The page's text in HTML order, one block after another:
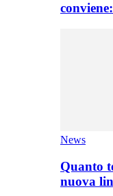
News
Quanto
nuova